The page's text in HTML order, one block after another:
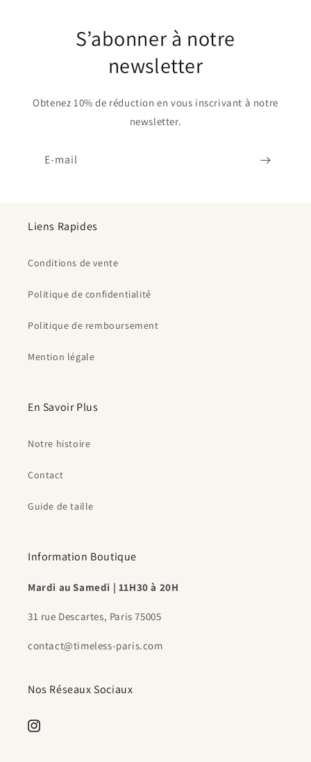
S’abonner à notre
newsletter
Obtenez 10% de réduction en vous inscrivant à notre
newsletter.
E-mail
Liens Rapides
Conditions de vente
Politique de confidentialité
Politique de remboursement
Mention légale
En Savoir Plus
Notre histoire
Contact
Guide de taille
Information Boutique
Mardi au Samedi | 11H30 à 20H
31 rue Descartes, Paris 75005
contact@timeless-paris.com
Nos Réseaux Sociaux
https://www.instagram.com/timeless.paris.shop/